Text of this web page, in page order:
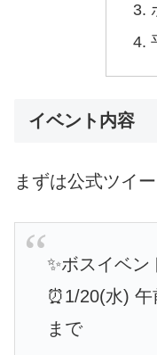
イベント内容
まずは公式ツイー
✨ボスイベン
⏰1/20(水)
まで